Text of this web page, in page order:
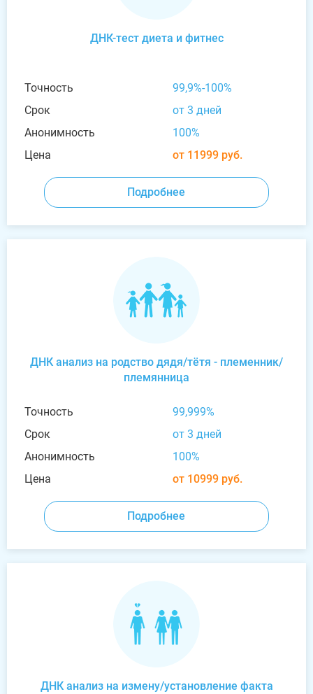
ДНК-тест диета и фитнес
Точность
99,9%-100%
Срок
от 3 дней
Анонимность
100%
Цена
от 11999 руб.
Подробнее
ДНК анализ на родство дядя/тётя - племенник/
племянница
Точность
99,999%
Срок
от 3 дней
Анонимность
100%
Цена
от 10999 руб.
Подробнее
ДНК анализ на измену/установление факта